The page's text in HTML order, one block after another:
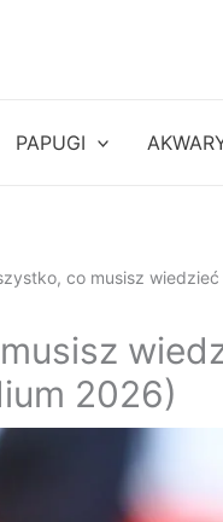
PAPUGI
co musisz
2026)